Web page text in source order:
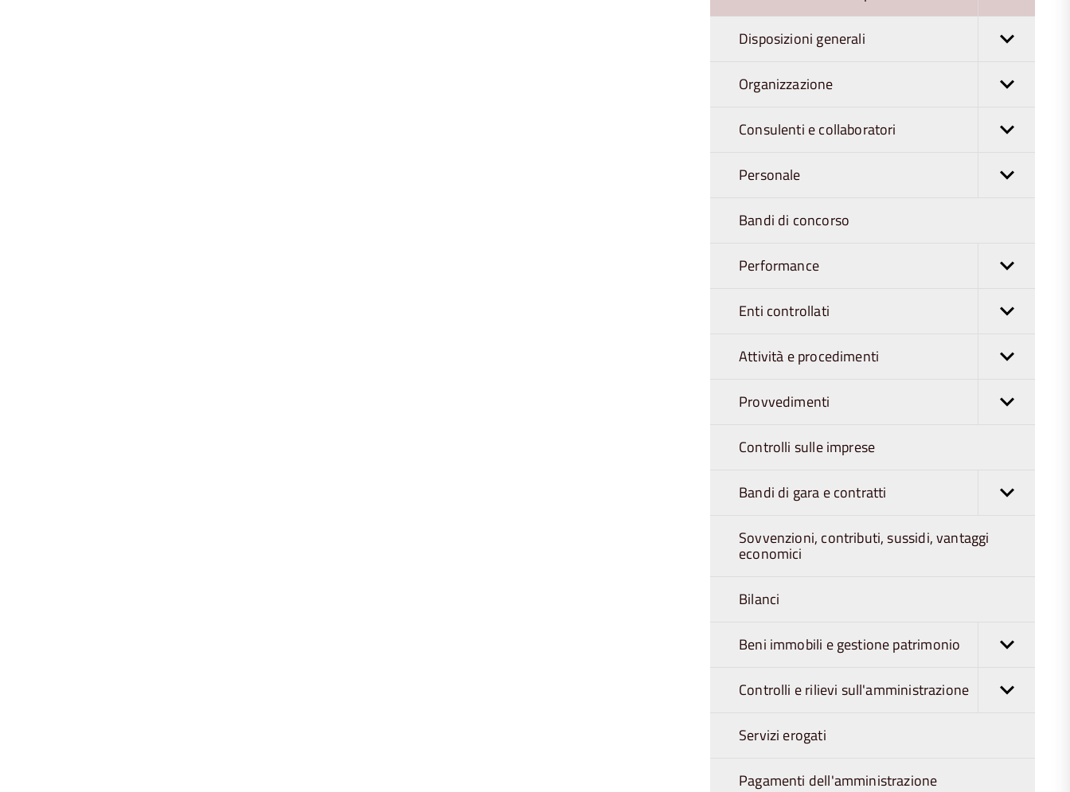
Disposizioni generali
Organizzazione
Consulenti e collaboratori
Personale
Bandi di concorso
Performance
Enti controllati
Attività e procedimenti
Provvedimenti
Controlli sulle imprese
Bandi di gara e contratti
Sovvenzioni, contributi, sussidi, vantaggi
economici
Bilanci
Beni immobili e gestione patrimonio
Controlli e rilievi sull'amministrazione
Servizi erogati
Pagamenti dell'amministrazione